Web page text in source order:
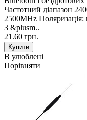
Частотний діапазон
2500MHz Поляризація:
3 &plusm..
21.60 грн.
В улюблені
Порівняти